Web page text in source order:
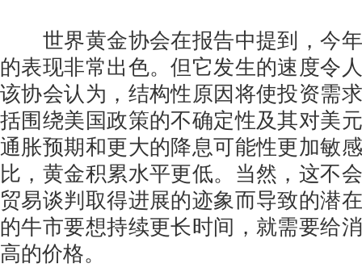
世界黄金协会在报告中提到，今年
的表现非常出色。但它发生的速度令
该协会认为，结构性原因将使投资需
括围绕美国政策的不确定性及其对美
通胀预期和更大的降息可能性更加敏
比，黄金积累水平更低。当然，这不
贸易谈判取得进展的迹象而导致的潜
的牛市要想持续更长时间，就需要给
高的价格。